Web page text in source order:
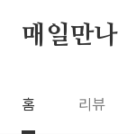
매일만나
홈 리뷰